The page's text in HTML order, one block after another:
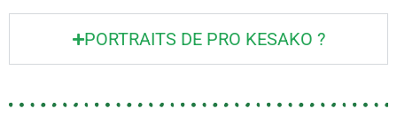
PORTRAITS DE PRO KESAKO ?